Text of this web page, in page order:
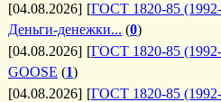
[04.08.2026] [ГОСТ 1820-85 (1992-
Деньги-денежки... (0)
[04.08.2026] [ГОСТ 1820-85 (1992-
GOOSE (1)
[04.08.2026] [ГОСТ 1820-85 (1992-